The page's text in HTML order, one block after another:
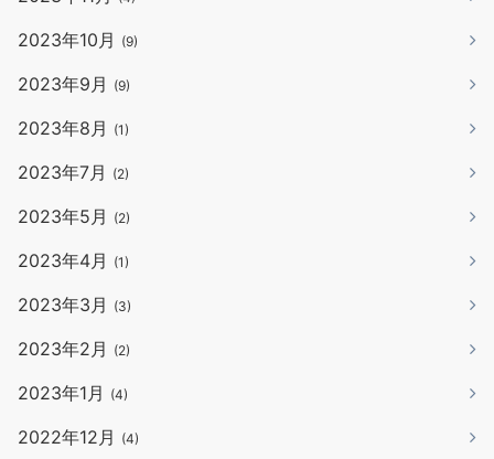
2023年10月 (9)
2023年9月 (9)
2023年8月 (1)
2023年7月 (2)
2023年5月 (2)
2023年4月 (1)
2023年3月 (3)
2023年2月 (2)
2023年1月 (4)
2022年12月 (4)